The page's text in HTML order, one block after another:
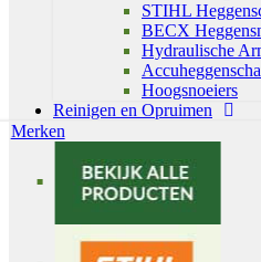
STIHL
BECX
Hydraulische
Hoogsnoeiers
Reinigen en Opruimen
Merken